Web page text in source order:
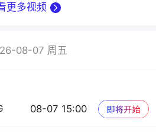
更多视频
08-07 周五
08-07 15:00